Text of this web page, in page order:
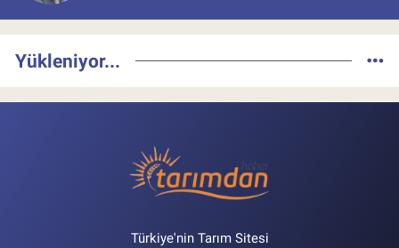
Yükleniyor...
Türkiye'nin Tarım Sitesi